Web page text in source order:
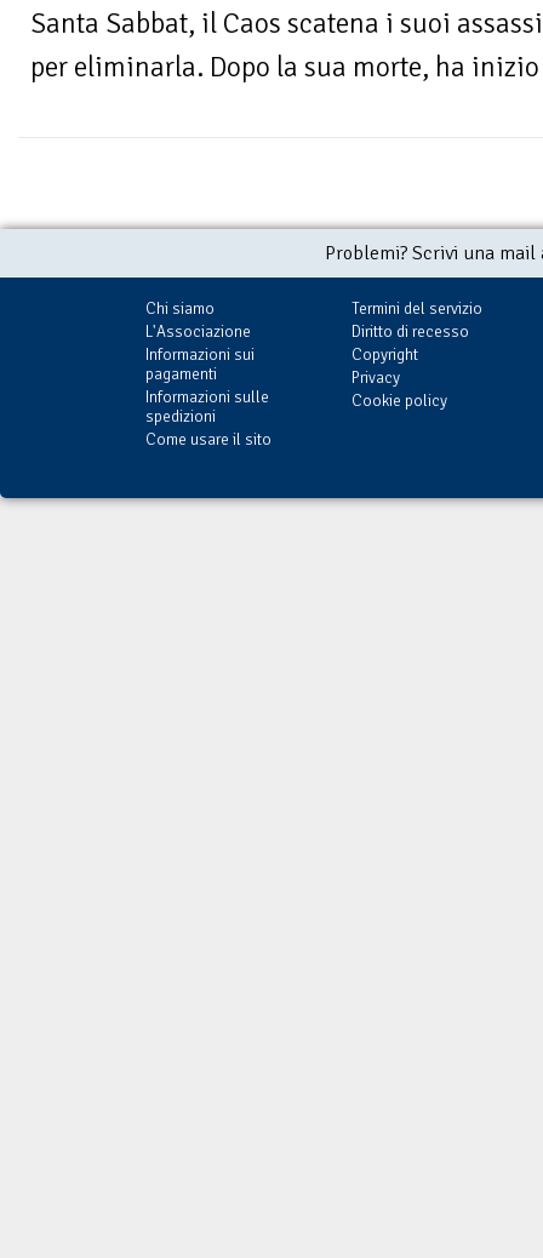
Santa Sabbat, il Caos scatena i suoi
per eliminarla. Dopo la sua morte, ha
Problemi? Scrivi una
Chi siamo
L'Associazione
Informazioni sui
pagamenti
Informazioni sulle
spedizioni
Come usare il sito
Termini del servizio
Diritto di recesso
Copyright
Privacy
Cookie policy